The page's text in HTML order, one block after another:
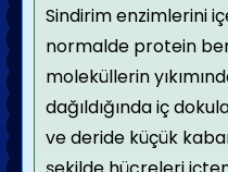
Sindirim enzimlerini
normalde protein
moleküllerin
dağıldığında iç
ve deride küçük